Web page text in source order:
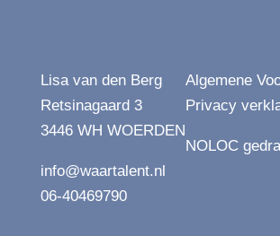
Lisa van den Berg
Retsinagaard 3
3446 WH WOERDEN
info@waartalent.nl
06-40469790
Algemene
Privacy
NOLOC